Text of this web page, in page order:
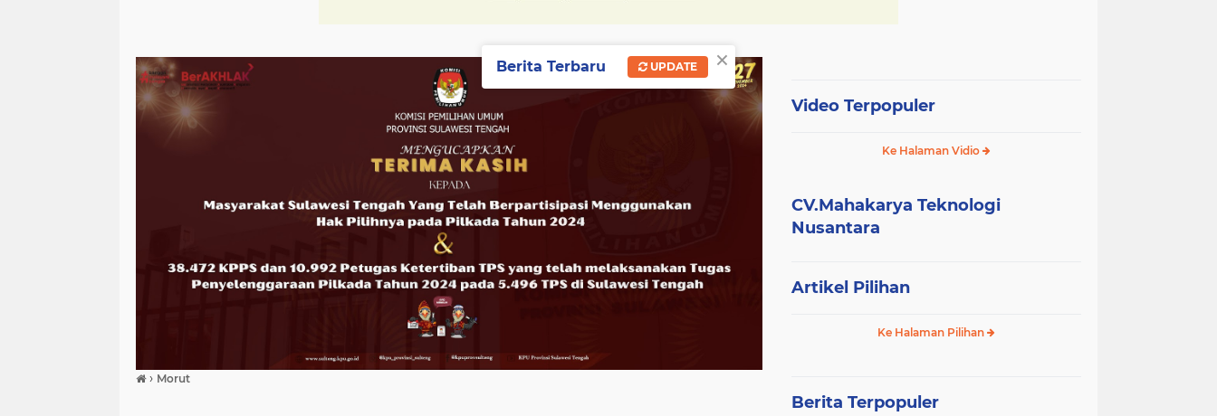
› Morut
Video Terpopuler
Ke Halaman Vidio
CV.Mahakarya Teknologi
Nusantara
Artikel Pilihan
Ke Halaman Pilihan
Berita Terpopuler
×
Berita Terbaru UPDATE